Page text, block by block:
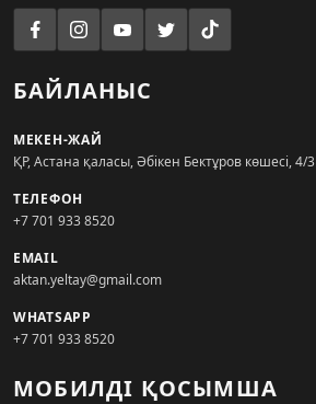
БАЙЛАНЫС
МЕКЕН-ЖАЙ
ҚР, Астана қаласы, Әбікен Бектұров көшесі, 4/3
ТЕЛЕФОН
+7 701 933 8520
EMAIL
aktan.yeltay@gmail.com
WHATSAPP
+7 701 933 8520
МОБИЛДІ ҚОСЫМША